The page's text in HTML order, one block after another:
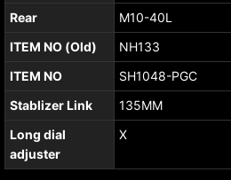
Rear
M10-40L
ITEM NO (Old)
NH133
ITEM NO
SH1048-PGC
Stablizer Link
135MM
Long dial
adjuster
X